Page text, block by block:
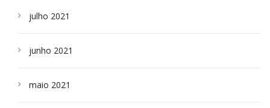
julho 2021
junho 2021
maio 2021